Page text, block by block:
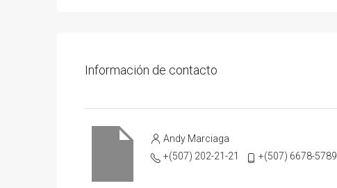
Información de contacto
Andy Marciaga
+(507) 202-21-21
+(507) 6678-5789